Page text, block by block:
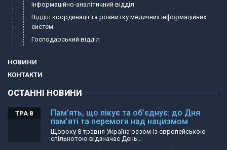
Інформаційно-аналітичний відділ
Відділ координації та розвитку медичних інформаційних
систем
Господарський відділ
НОВИНИ
КОНТАКТИ
ОСТАННІ НОВИНИ
Пам’ять, що лікує та об’єднує: до Дня
пам’яті та перемоги над нацизмом
ТРА 8
Щороку 8 травня Україна разом із європейською
спільнотою відзначає День...